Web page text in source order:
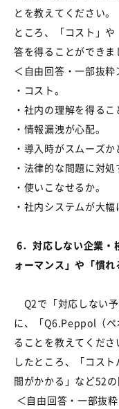
とを教えてください
ところ、「コスト」
答を得ることができま
＜自由回答・一部抜粋
・コスト。
・社内の理解を得るこ
・情報漏洩が心配。
・導入時がスムーズか
・法律的な問題に対処
・使いこなせるか。
・社内システムが大幅
6．対応しない企業・
ォーマンス」や「慣
Q2で「対応しない
に、「Q6.Peppol （
ることを教えてくだ
したところ、「コス
間がかかる」など52
＜自由回答・一部抜